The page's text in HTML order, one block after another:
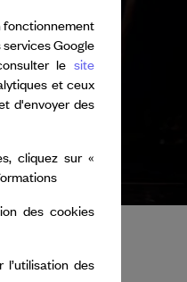
fonctionnement
Google
le site
et ceux
d'envoyer des
cliquez sur «
des cookies
des